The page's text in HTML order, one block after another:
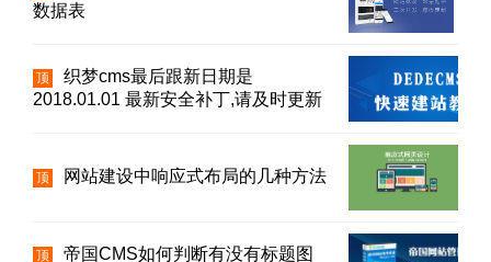
数据表
顶
织梦cms最后跟新日期是
2018.01.01 最新安全补丁,请及时更新
顶 网站建设中响应式布局的几种方法
顶
帝国CMS如何判断有没有标题图